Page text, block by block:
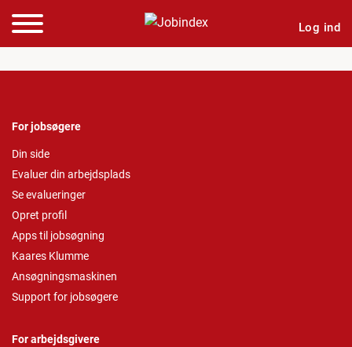
Log ind
For jobsøgere
Din side
Evaluer din arbejdsplads
Se evalueringer
Opret profil
Apps til jobsøgning
Kaares Klumme
Ansøgningsmaskinen
Support for jobsøgere
For arbejdsgivere